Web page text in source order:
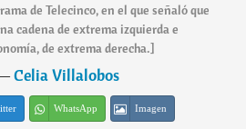
de Telecinco, en el que señaló que
cadena de extrema izquierda e
de extrema derecha.]
Celia Villalobos
WhatsApp Imagen